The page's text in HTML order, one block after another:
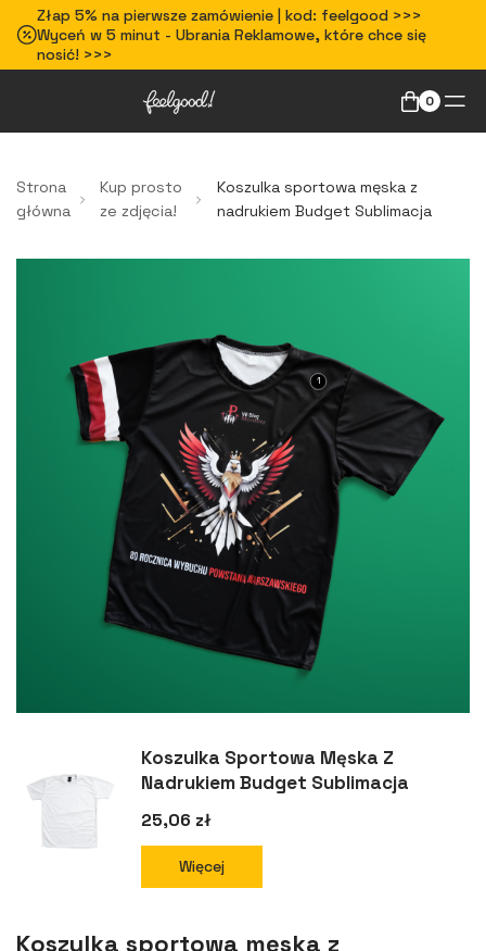
Złap 5% na pierwsze zamówienie | kod: feelgood >>>
Wyceń w 5 minut - Ubrania Reklamowe, które chce się
nosić! >>>
0
Strona
główna
Kup prosto
ze zdjęcia!
Koszulka sportowa męska z
nadrukiem Budget Sublimacja
1
Koszulka Sportowa Męska Z
Nadrukiem Budget Sublimacja
25,06 zł
Więcej
Koszulka sportowa męska z